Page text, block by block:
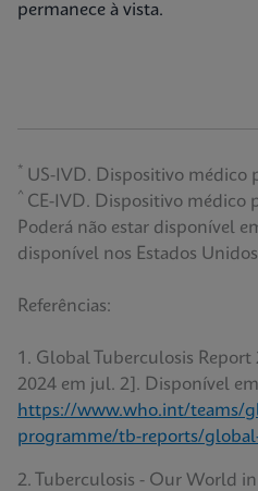
permanece à vista.
* US-IVD. Dispositivo médico
^ CE-IVD. Dispositivo médico
Poderá não estar disponível
disponível nos Estados
Referências:
1. Global Tuberculosis
2024 em jul. 2]. Disponível
https://www.who.int/teams/
programme/tb-reports/
2. Tuberculosis - Our World